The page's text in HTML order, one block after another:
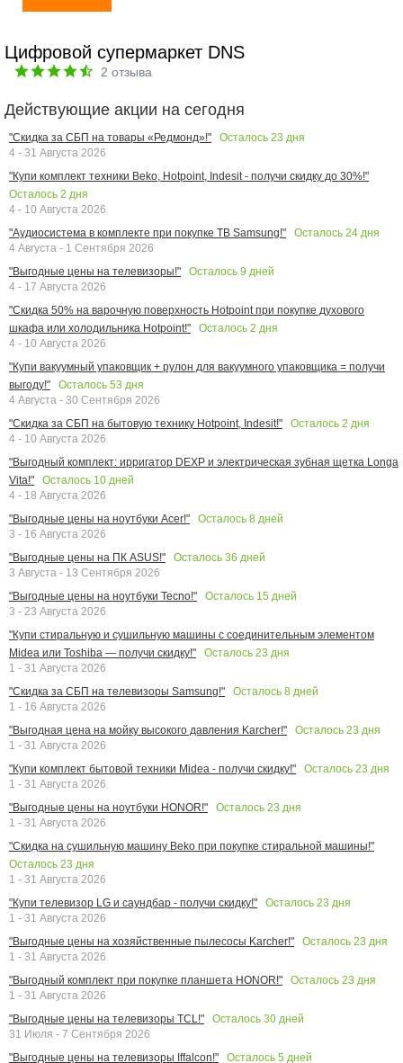
Цифровой супермаркет DNS
2 отзыва
Действующие акции на сегодня
"Скидка за СБП на товары «Редмонд»!" Осталось 23 дня
4 - 31 Августа 2026
"Купи комплект техники Beko, Hotpoint, Indesit - получи скидку до 30%!"
Осталось 2 дня
4 - 10 Августа 2026
"Аудиосистема в комплекте при покупке ТВ Samsung!"
Осталось 24 дня
4 Августа - 1 Сентября 2026
"Выгодные цены на телевизоры!"
Осталось 9 дней
4 - 17 Августа 2026
"Скидка 50% на варочную поверхность Hotpoint при покупке духового
шкафа или холодильника Hotpoint!"
Осталось 2 дня
4 - 10 Августа 2026
"Купи вакуумный упаковщик + рулон для вакуумного упаковщика = получи
выгоду!"
Осталось 53 дня
4 Августа - 30 Сентября 2026
"Скидка за СБП на бытовую технику Hotpoint, Indesit!"
Осталось 2 дня
4 - 10 Августа 2026
"Выгодный комплект: ирригатор DEXP и электрическая зубная щетка Longa
Vita!"
Осталось 10 дней
4 - 18 Августа 2026
"Выгодные цены на ноутбуки Acer!"
Осталось 8 дней
3 - 16 Августа 2026
"Выгодные цены на ПК ASUS!"
Осталось 36 дней
3 Августа - 13 Сентября 2026
"Выгодные цены на ноутбуки Tecno!"
Осталось 15 дней
3 - 23 Августа 2026
"Купи стиральную и сушильную машины с соединительным элементом
Midea или Toshiba — получи скидку!"
Осталось 23 дня
1 - 31 Августа 2026
"Скидка за СБП на телевизоры Samsung!"
Осталось 8 дней
1 - 16 Августа 2026
"Выгодная цена на мойку высокого давления Karcher!"
Осталось 23 дня
1 - 31 Августа 2026
"Купи комплект бытовой техники Midea - получи скидку!"
Осталось 23 дня
1 - 31 Августа 2026
"Выгодные цены на ноутбуки HONOR!"
Осталось 23 дня
1 - 31 Августа 2026
"Скидка на сушильную машину Beko при покупке стиральной машины!"
Осталось 23 дня
1 - 31 Августа 2026
"Купи телевизор LG и саундбар - получи скидку!"
Осталось 23 дня
1 - 31 Августа 2026
"Выгодные цены на хозяйственные пылесосы Karcher!"
Осталось 23 дня
1 - 31 Августа 2026
"Выгодный комплект при покупке планшета HONOR!"
Осталось 23 дня
1 - 31 Августа 2026
"Выгодные цены на телевизоры TCL!"
Осталось 30 дней
31 Июля - 7 Сентября 2026
"Выгодные цены на телевизоры Iffalcon!"
Осталось 5 дней